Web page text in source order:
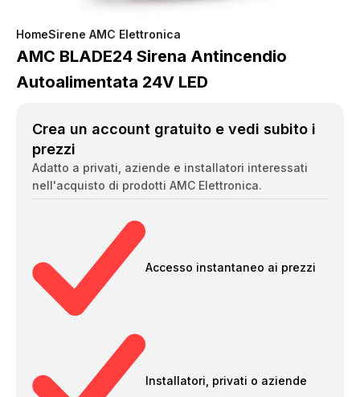
HomeSirene AMC Elettronica
AMC BLADE24 Sirena Antincendio
Autoalimentata 24V LED
Crea un account gratuito e vedi subito i
prezzi
Adatto a privati, aziende e installatori interessati
nell'acquisto di prodotti AMC Elettronica.
Accesso instantaneo ai prezzi
Installatori, privati o aziende